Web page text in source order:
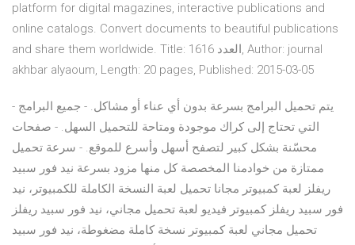
platform for digital magazines, interactive publications and
online catalogs. Convert documents to beautiful publications
and share them worldwide. Title: العدد 1616, Author: journal
akhbar alyaoum, Length: 20 pages, Published: 2015-03-05
- يتم تحميل البرامج بسرعة بدون أي عناء أو مشاكل. - جميع البرامج
التي تحتاج إلى كراك موجودة ومتاحة للتحميل السهل. - صفحات
محسّنة بشكل كبير لتصفح أسهل وأسرع للموقع. - سرعة تحميل
ممتازة من خوادمنا المخصصة كل منها مزود بسرعة نيد فور سبيد
ريفلز لعبة كمبيوتر مجانا تحميل لعبة النسخة الكاملة للكمبيوتر، نيد
فور سبيد ريفلز كمبيوتر فيديو لعبة تحميل مجاني، نيد فور سبيد ريفلز
تحميل مجاني لعبة كمبيوتر نسخة كاملة مضغوطة، نيد فور سبيد